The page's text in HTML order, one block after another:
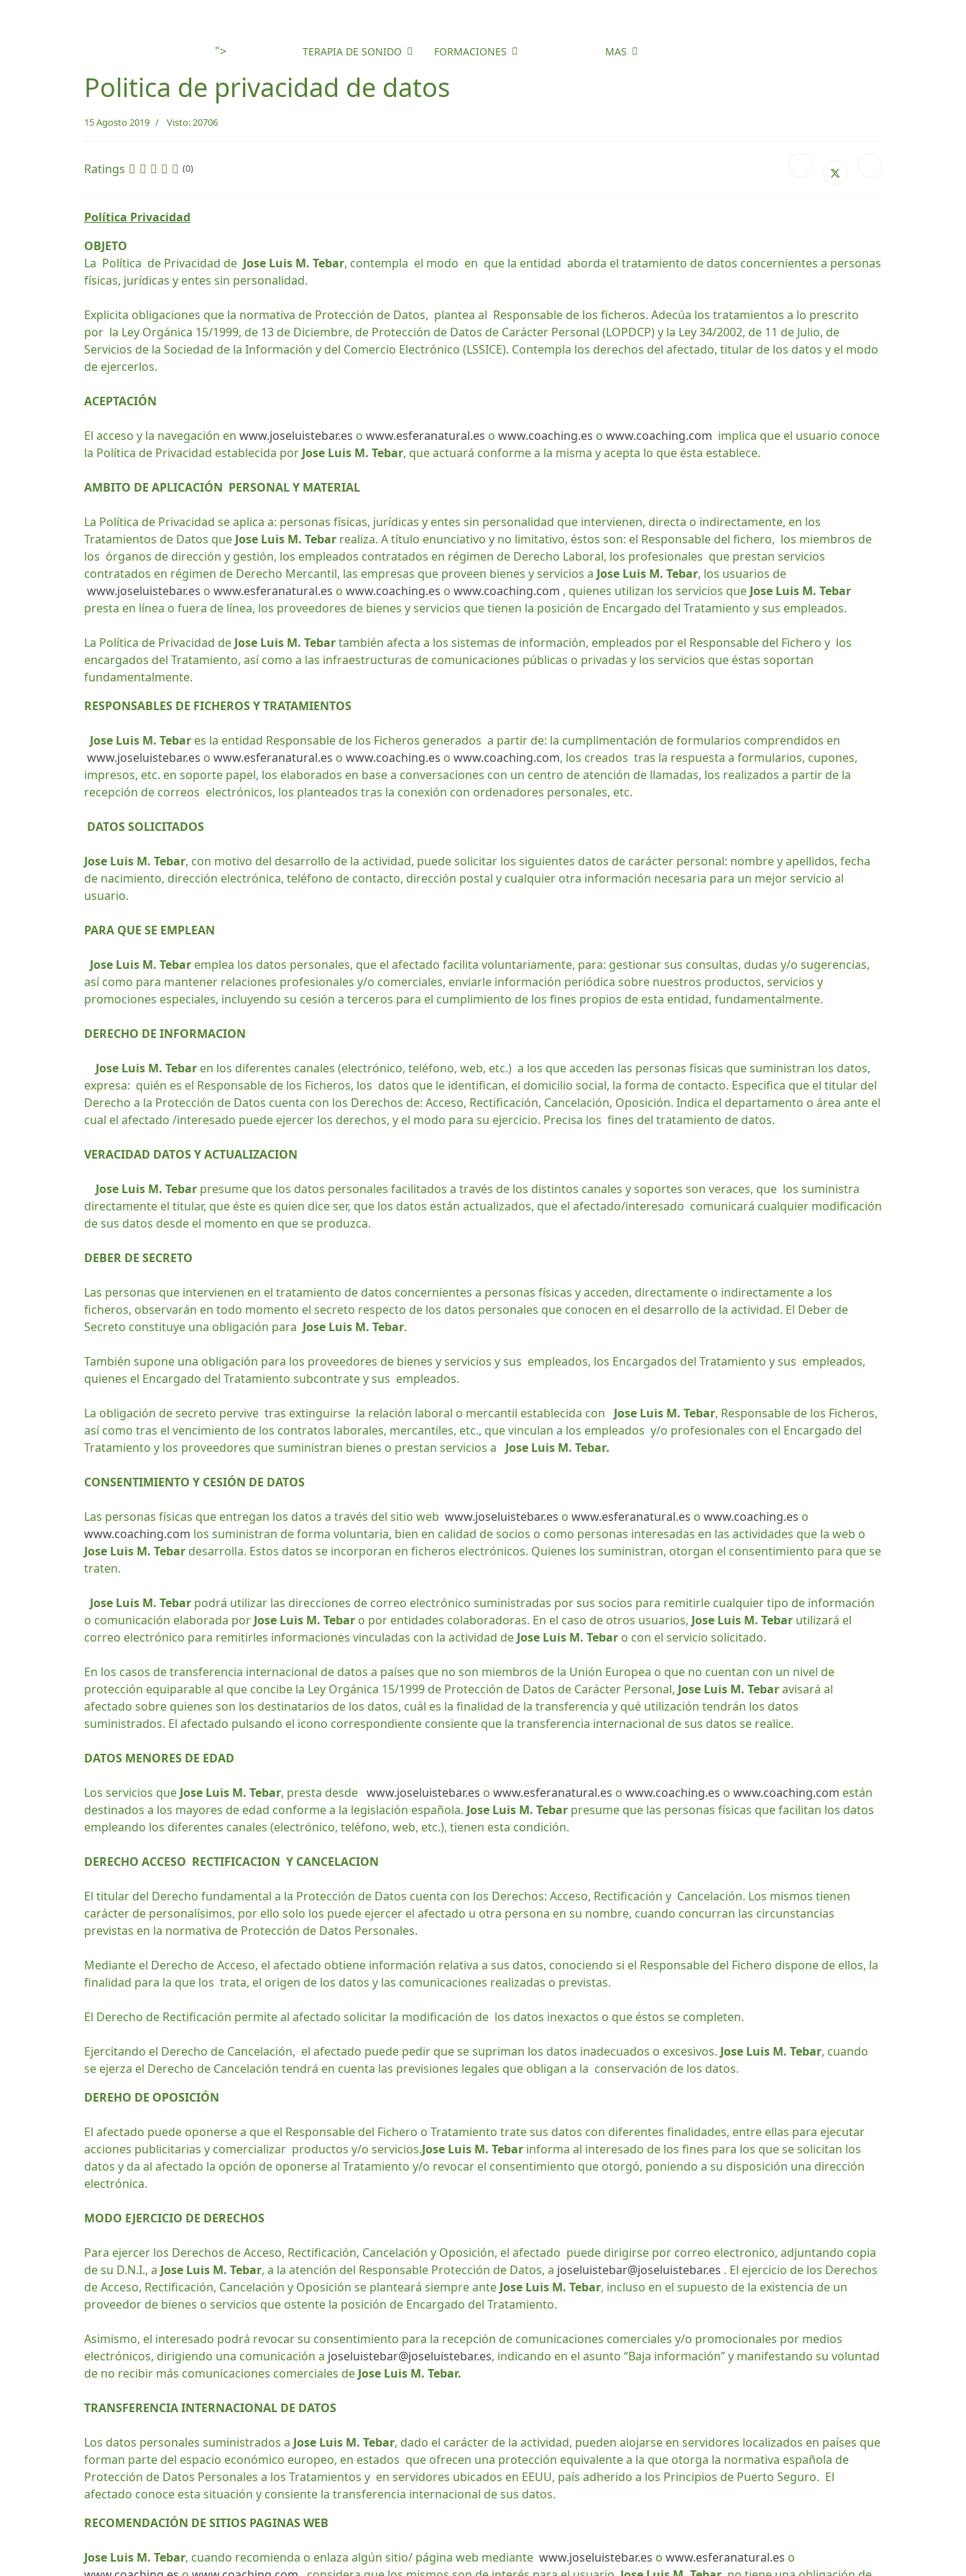
"> TERAPIA DE SONIDO FORMACIONES MAS
Politica de privacidad de datos
15 Agosto 2019 Visto: 20706
Ratings (0)
Política Privacidad
OBJETO
La Política de Privacidad de Jose Luis M. Tebar, contempla el modo en que la entidad aborda el tratamiento de datos concernientes a personas
físicas, jurídicas y entes sin personalidad.
Explicita obligaciones que la normativa de Protección de Datos, plantea al Responsable de los ficheros. Adecúa los tratamientos a lo prescrito
por la Ley Orgánica 15/1999, de 13 de Diciembre, de Protección de Datos de Carácter Personal (LOPDCP) y la Ley 34/2002, de 11 de Julio, de
Servicios de la Sociedad de la Información y del Comercio Electrónico (LSSICE). Contempla los derechos del afectado, titular de los datos y el modo
de ejercerlos.
ACEPTACIÓN
El acceso y la navegación en www.joseluistebar.es o www.esferanatural.es o www.coaching.es o www.coaching.com implica que el usuario conoce
la Política de Privacidad establecida por Jose Luis M. Tebar, que actuará conforme a la misma y acepta lo que ésta establece.
AMBITO DE APLICACIÓN PERSONAL Y MATERIAL
La Política de Privacidad se aplica a: personas físicas, jurídicas y entes sin personalidad que intervienen, directa o indirectamente, en los
Tratamientos de Datos que Jose Luis M. Tebar realiza. A título enunciativo y no limitativo, éstos son: el Responsable del fichero, los miembros de
los órganos de dirección y gestión, los empleados contratados en régimen de Derecho Laboral, los profesionales que prestan servicios
contratados en régimen de Derecho Mercantil, las empresas que proveen bienes y servicios a Jose Luis M. Tebar, los usuarios de
www.joseluistebar.es o www.esferanatural.es o www.coaching.es o www.coaching.com , quienes utilizan los servicios que Jose Luis M. Tebar
presta en línea o fuera de línea, los proveedores de bienes y servicios que tienen la posición de Encargado del Tratamiento y sus empleados.
La Política de Privacidad de Jose Luis M. Tebartambién afecta a los sistemas de información, empleados por el Responsable del Fichero y los
encargados del Tratamiento, así como a las infraestructuras de comunicaciones públicas o privadas y los servicios que éstas soportan
fundamentalmente.
RESPONSABLES DE FICHEROS Y TRATAMIENTOS
Jose Luis M. Tebar es la entidad Responsable de los Ficheros generados a partir de: la cumplimentación de formularios comprendidos en
www.joseluistebar.es o www.esferanatural.es o www.coaching.es o www.coaching.com, los creados tras la respuesta a formularios, cupones,
impresos, etc. en soporte papel, los elaborados en base a conversaciones con un centro de atención de llamadas, los realizados a partir de la
recepción de correos electrónicos, los planteados tras la conexión con ordenadores personales, etc.
DATOS SOLICITADOS
Jose Luis M. Tebar, con motivo del desarrollo de la actividad, puede solicitar los siguientes datos de carácter personal: nombre y apellidos, fecha
de nacimiento, dirección electrónica, teléfono de contacto, dirección postal y cualquier otra información necesaria para un mejor servicio al
usuario.
PARA QUE SE EMPLEAN
Jose Luis M. Tebar emplea los datos personales, que el afectado facilita voluntariamente, para: gestionar sus consultas, dudas y/o sugerencias,
así como para mantener relaciones profesionales y/o comerciales, enviarle información periódica sobre nuestros productos, servicios y
promociones especiales, incluyendo su cesión a terceros para el cumplimiento de los fines propios de esta entidad, fundamentalmente.
DERECHO DE INFORMACION
Jose Luis M. Tebar en los diferentes canales (electrónico, teléfono, web, etc.) a los que acceden las personas físicas que suministran los datos,
expresa: quién es el Responsable de los Ficheros, los datos que le identifican, el domicilio social, la forma de contacto. Especifica que el titular del
Derecho a la Protección de Datos cuenta con los Derechos de: Acceso, Rectificación, Cancelación, Oposición. Indica el departamento o área ante el
cual el afectado /interesado puede ejercer los derechos, y el modo para su ejercicio. Precisa los fines del tratamiento de datos.
VERACIDAD DATOS Y ACTUALIZACION
Jose Luis M. Tebar presume que los datos personales facilitados a través de los distintos canales y soportes son veraces, que los suministra
directamente el titular, que éste es quien dice ser, que los datos están actualizados, que el afectado/interesado comunicará cualquier modificación
de sus datos desde el momento en que se produzca.
DEBER DE SECRETO
Las personas que intervienen en el tratamiento de datos concernientes a personas físicas y acceden, directamente o indirectamente a los
ficheros, observarán en todo momento el secreto respecto de los datos personales que conocen en el desarrollo de la actividad. El Deber de
Secreto constituye una obligación para Jose Luis M. Tebar.
También supone una obligación para los proveedores de bienes y servicios y sus empleados, los Encargados del Tratamiento y sus empleados,
quienes el Encargado del Tratamiento subcontrate y sus empleados.
La obligación de secreto pervive tras extinguirse la relación laboral o mercantil establecida con Jose Luis M. Tebar, Responsable de los Ficheros,
así como tras el vencimiento de los contratos laborales, mercantiles, etc., que vinculan a los empleados y/o profesionales con el Encargado del
Tratamiento y los proveedores que suministran bienes o prestan servicios a Jose Luis M. Tebar.
CONSENTIMIENTO Y CESIÓN DE DATOS
Las personas físicas que entregan los datos a través del sitio web www.joseluistebar.es o www.esferanatural.es o www.coaching.es o
www.coaching.com los suministran de forma voluntaria, bien en calidad de socios o como personas interesadas en las actividades que la web o
Jose Luis M. Tebar desarrolla. Estos datos se incorporan en ficheros electrónicos. Quienes los suministran, otorgan el consentimiento para que se
traten.
Jose Luis M. Tebar podrá utilizar las direcciones de correo electrónico suministradas por sus socios para remitirle cualquier tipo de información
o comunicación elaborada por Jose Luis M. Tebar o por entidades colaboradoras. En el caso de otros usuarios, Jose Luis M. Tebar utilizará el
correo electrónico para remitirles informaciones vinculadas con la actividad de Jose Luis M. Tebar o con el servicio solicitado.
En los casos de transferencia internacional de datos a países que no son miembros de la Unión Europea o que no cuentan con un nivel de
protección equiparable al que concibe la Ley Orgánica 15/1999 de Protección de Datos de Carácter Personal, Jose Luis M. Tebaravisará al
afectado sobre quienes son los destinatarios de los datos, cuál es la finalidad de la transferencia y qué utilización tendrán los datos
suministrados. El afectado pulsando el icono correspondiente consiente que la transferencia internacional de sus datos se realice.
DATOS MENORES DE EDAD
Los servicios que Jose Luis M. Tebar, presta desde www.joseluistebar.es o www.esferanatural.es o www.coaching.es o www.coaching.com están
destinados a los mayores de edad conforme a la legislación española. Jose Luis M. Tebar presume que las personas físicas que facilitan los datos
empleando los diferentes canales (electrónico, teléfono, web, etc.), tienen esta condición.
DERECHO ACCESO RECTIFICACION Y CANCELACION
El titular del Derecho fundamental a la Protección de Datos cuenta con los Derechos: Acceso, Rectificación y Cancelación. Los mismos tienen
carácter de personalísimos, por ello solo los puede ejercer el afectado u otra persona en su nombre, cuando concurran las circunstancias
previstas en la normativa de Protección de Datos Personales.
Mediante el Derecho de Acceso, el afectado obtiene información relativa a sus datos, conociendo si el Responsable del Fichero dispone de ellos, la
finalidad para la que los trata, el origen de los datos y las comunicaciones realizadas o previstas.
El Derecho de Rectificación permite al afectado solicitar la modificación de los datos inexactos o que éstos se completen.
Ejercitando el Derecho de Cancelación, el afectado puede pedir que se supriman los datos inadecuados o excesivos. Jose Luis M. Tebar, cuando
se ejerza el Derecho de Cancelación tendrá en cuenta las previsiones legales que obligan a la conservación de los datos.
DEREHO DE OPOSICIÓN
El afectado puede oponerse a que el Responsable del Fichero o Tratamiento trate sus datos con diferentes finalidades, entre ellas para ejecutar
acciones publicitarias y comercializar productos y/o servicios.Jose Luis M. Tebar informa al interesado de los fines para los que se solicitan los
datos y da al afectado la opción de oponerse al Tratamiento y/o revocar el consentimiento que otorgó, poniendo a su disposición una dirección
electrónica.
MODO EJERCICIO DE DERECHOS
Para ejercer los Derechos de Acceso, Rectificación, Cancelación y Oposición, el afectado puede dirigirse por correo electronico, adjuntando copia
de su D.N.I., a Jose Luis M. Tebar, a la atención del Responsable Protección de Datos, a joseluistebar@joseluistebar.es . El ejercicio de los Derechos
de Acceso, Rectificación, Cancelación y Oposición se planteará siempre ante Jose Luis M. Tebar, incluso en el supuesto de la existencia de un
proveedor de bienes o servicios que ostente la posición de Encargado del Tratamiento.
Asimismo, el interesado podrá revocar su consentimiento para la recepción de comunicaciones comerciales y/o promocionales por medios
electrónicos, dirigiendo una comunicación a joseluistebar@joseluistebar.es, indicando en el asunto “Baja información” y manifestando su voluntad
de no recibir más comunicaciones comerciales de Jose Luis M. Tebar.
TRANSFERENCIA INTERNACIONAL DE DATOS
Los datos personales suministrados a Jose Luis M. Tebar, dado el carácter de la actividad, pueden alojarse en servidores localizados en países que
forman parte del espacio económico europeo, en estados que ofrecen una protección equivalente a la que otorga la normativa española de
Protección de Datos Personales a los Tratamientos y en servidores ubicados en EEUU, país adherido a los Principios de Puerto Seguro. El
afectado conoce esta situación y consiente la transferencia internacional de sus datos.
RECOMENDACIÓN DE SITIOS PAGINAS WEB
Jose Luis M. Tebar, cuando recomienda o enlaza algún sitio/ página web mediante www.joseluistebar.es o www.esferanatural.es o